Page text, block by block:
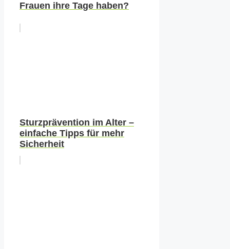
Frauen ihre Tage haben?
Sturzprävention im Alter –
einfache Tipps für mehr
Sicherheit